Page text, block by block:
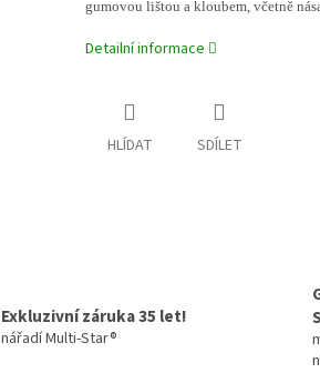
gumovou lištou a kloubem, včetně
Detailní informace
HLÍDAT SDÍLET
Exkluzivní záruka 35 let!
nářadí Multi-Star®